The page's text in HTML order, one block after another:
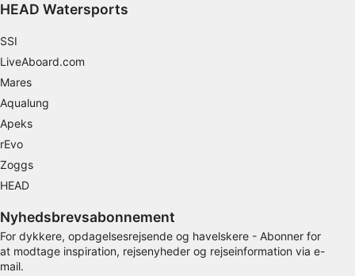
HEAD Watersports
SSI
LiveAboard.com
Mares
Aqualung
Apeks
rEvo
Zoggs
HEAD
Nyhedsbrevsabonnement
For dykkere, opdagelsesrejsende og havelskere - Abonner for
at modtage inspiration, rejsenyheder og rejseinformation via e-
mail.